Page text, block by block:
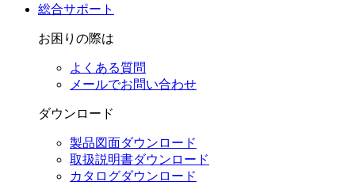
総合サポート
お困りの際は
よくある質問
メールでお問い合わせ
ダウンロード
製品図面ダウンロード
取扱説明書ダウンロード
カタログダウンロード